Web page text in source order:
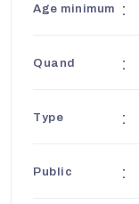
Age minimum
Quand
Type
Public